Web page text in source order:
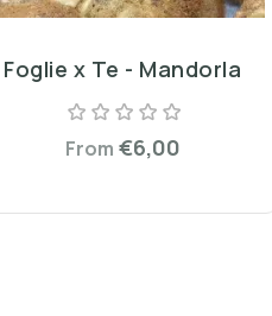
Foglie x Te - Mandorla
From €6,00